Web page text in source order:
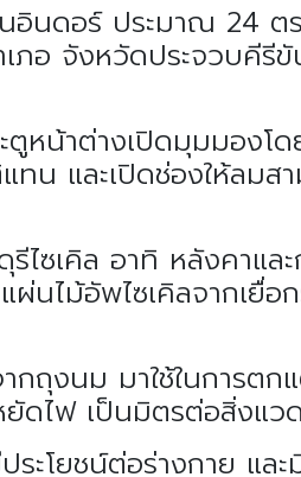
อินดอร์ ประมาณ 24 ตร
ภอ จังหวัดประจวบคีรี
หน้าต่างเปิดมุมมองโด
ทน และเปิดช่องให้ลมส
ซเคิล อาทิ หลังคาและ
นไม้อัพไซเคิลจากเยื่อ
ากถุงนม มาใช้ในการตก
ดไฟ เป็นมิตรต่อสิ่งแว
ะโยชน์ต่อร่างกาย และ